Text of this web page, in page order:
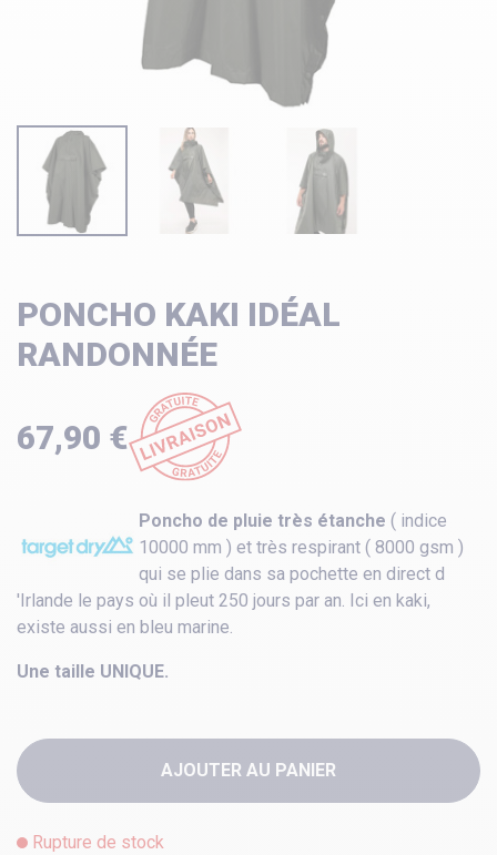
PONCHO KAKI IDÉAL
RANDONNÉE
67,90 €
Poncho de pluie très étanche ( indice
10000 mm ) et très respirant ( 8000 gsm )
qui se plie dans sa pochette en direct d
'Irlande le pays où il pleut 250 jours par an. Ici en kaki,
existe aussi en bleu marine.
Une taille UNIQUE.
AJOUTER AU PANIER
Rupture de stock